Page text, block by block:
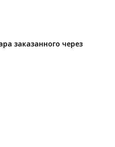
заказанного через